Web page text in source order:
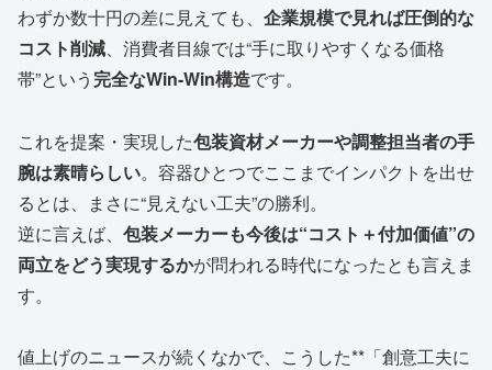
わずか数十円の差に見えても、 企業規模で見れば圧倒的な
コスト削減、消費者目線では“手に取りやすくなる価格
帯”という 完全なWin-Win構造です。
これを提案・実現した包装資材メーカーや調整担当者の手
腕は素晴らしい。容器ひとつでここまでインパクトを出せ
るとは、まさに“見えない工夫”の勝利。
逆に言えば、 包装メーカーも今後は“コスト＋付加価値”の
両立をどう実現するかが問われる時代になったとも言えま
す。
値上げのニュースが続くなかで、こうした**「創意工夫に